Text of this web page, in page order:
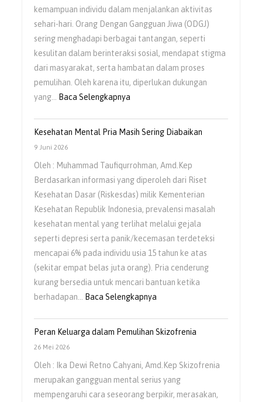
kemampuan individu dalam menjalankan aktivitas
sehari-hari. Orang Dengan Gangguan Jiwa (ODGJ)
sering menghadapi berbagai tantangan, seperti
kesulitan dalam berinteraksi sosial, mendapat stigma
dari masyarakat, serta hambatan dalam proses
pemulihan. Oleh karena itu, diperlukan dukungan
yang…
Baca Selengkapnya
Kesehatan Mental Pria Masih Sering Diabaikan
9 Juni 2026
Oleh : Muhammad Taufiqurrohman, Amd.Kep
Berdasarkan informasi yang diperoleh dari Riset
Kesehatan Dasar (Riskesdas) milik Kementerian
Kesehatan Republik Indonesia, prevalensi masalah
kesehatan mental yang terlihat melalui gejala
seperti depresi serta panik/kecemasan terdeteksi
mencapai 6% pada individu usia 15 tahun ke atas
(sekitar empat belas juta orang). Pria cenderung
kurang bersedia untuk mencari bantuan ketika
berhadapan…
Baca Selengkapnya
Peran Keluarga dalam Pemulihan Skizofrenia
26 Mei 2026
Oleh : Ika Dewi Retno Cahyani, Amd.Kep Skizofrenia
merupakan gangguan mental serius yang
mempengaruhi cara seseorang berpikir, merasakan,